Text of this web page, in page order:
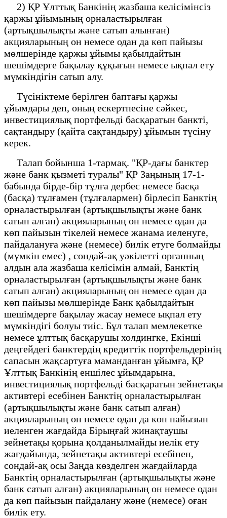
2) ҚР Ұлттық Банкінің жазбаша келісімінсіз
қаржы ұйымының орналастырылған
(артықшылықты және сатып алынған)
акцияларының он немесе одан да көп пайызы
мөлшерінде қаржы ұйымы қабылдайтын
шешімдерге бақылау құқығын немесе ықпал ету
мүмкіндігін сатып алу.
Түсініктеме берілген баптағы қаржы
ұйымдары деп, оның ескертпесіне сәйкес,
инвестициялық портфельді басқаратын банкті,
сақтандыру (қайта сақтандыру) ұйымын түсіну
керек.
Талап бойынша 1-тармақ. "ҚР-дағы банктер
және банк қызметі туралы" ҚР Заңының 17-1-
бабында бірде-бір тұлға дербес немесе басқа
(басқа) тұлғамен (тұлғалармен) бірлесіп Банктің
орналастырылған (артықшылықты және банк
сатып алған) акцияларының он немесе одан да
көп пайызын тікелей немесе жанама иеленуге,
пайдалануға және (немесе) билік етуге болмайды
(мүмкін емес) , сондай-ақ уәкілетті органның
алдын ала жазбаша келісімін алмай, Банктің
орналастырылған (артықшылықты және банк
сатып алған) акцияларының он немесе одан да
көп пайызы мөлшерінде Банк қабылдайтын
шешімдерге бақылау жасау немесе ықпал ету
мүмкіндігі болуы тиіс. Бұл талап мемлекетке
немесе ұлттық басқарушы холдингке, Екінші
деңгейдегі банктердің кредиттік портфельдерінің
сапасын жақсартуға маманданған ұйымға, ҚР
Ұлттық Банкінің еншілес ұйымдарына,
инвестициялық портфельді басқаратын зейнетақы
активтері есебінен Банктің орналастырылған
(артықшылықты және банк сатып алған)
акцияларының он немесе одан да көп пайызын
иеленген жағдайда Бірыңғай жинақтаушы
зейнетақы қорына қолданылмайды иелік ету
жағдайында, зейнетақы активтері есебінен,
сондай-ақ осы Заңда көзделген жағдайларда
Банктің орналастырылған (артықшылықты және
банк сатып алған) акцияларының он немесе одан
да көп пайызын пайдалану және (немесе) оған
билік ету.